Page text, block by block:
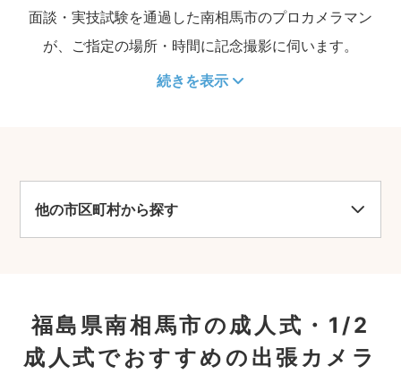
面談・実技試験を通過した南相馬市のプロカメラマン
が、ご指定の場所・時間に記念撮影に伺います。
続きを表示
他の市区町村から探す
福島県南相馬市の成人式・1/2
成人式でおすすめの出張カメラ